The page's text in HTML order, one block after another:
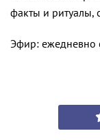
факты и ритуалы,
Эфир: ежедневно